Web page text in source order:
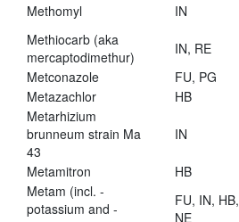
Methomyl
IN
Methiocarb (aka
mercaptodimethur)
IN, RE
Metconazole
FU, PG
Metazachlor
HB
Metarhizium
brunneum strain Ma
43
IN
Metamitron HB
Metam (incl. -
potassium and -
FU, IN, HB,
NE